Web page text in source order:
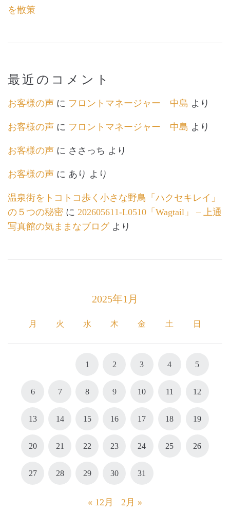
を散策
最近のコメント
お客様の声 に フロントマネージャー 中島 より
お客様の声 に フロントマネージャー 中島 より
お客様の声 に ささっち より
お客様の声 に あり より
温泉街をトコトコ歩く小さな野鳥「ハクセキレイ」
の５つの秘密 に 202605611-L0510「Wagtail」 – 上通
写真館の気ままなブログより
2025年1月
月 火 水 木 金 土 日
1 2 3 4 5
6 7 8 9 10 11 12
13 14 15 16 17 18 19
20 21 22 23 24 25 26
27 28 29 30 31
« 12月 2月 »